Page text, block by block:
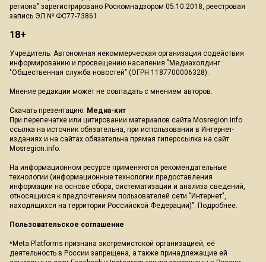
региона" зарегистрировано Роскомнадзором 05.10.2018, реестровая
запись ЭЛ № ФС77-73861.
18+
Учредитель: Автономная некоммерческая организация содействия
информированию и просвещению населения "Медиахолдинг
"Общественная служба новостей" (ОГРН 1187700006328).
Мнение редакции может не совпадать с мнением авторов.
Скачать презентацию: Медиа-кит
При перепечатке или цитировании материалов сайта Mosregion.info
ссылка на источник обязательна, при использовании в Интернет-
изданиях и на сайтах обязательна прямая гиперссылка на сайт
Mosregion.info.
На информационном ресурсе применяются рекомендательные
технологии (информационные технологии предоставления
информации на основе сбора, систематизации и анализа сведений,
относящихся к предпочтениям пользователей сети "Интернет",
находящихся на территории Российской Федерации)". Подробнее.
Пользовательское соглашение
*Meta Platforms признана экстремистской организацией, её
деятельность в России запрещена, а также принадлежащие ей